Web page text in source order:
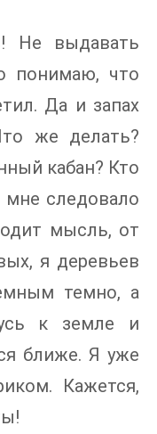
Не выдавать
понимаю, что
Да и запах
же делать?
кабан? Кто
следовало
мысль, от
я деревьев
темно, а
к земле и
ближе. Я уже
Кажется,